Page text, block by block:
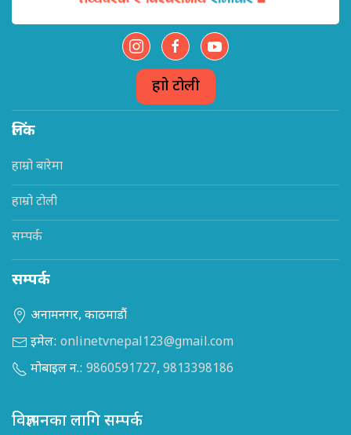
हाम्रो टोली
लिंक
हाम्रो बारेमा
हाम्रो टोली
सम्पर्क
सम्पर्क
अनामनगर, काठमाडौं
इमेल: onlinetvnepal123@gmail.com
मोबाइल न.: 9860591727, 9813398186
विज्ञापनका लागि सम्पर्क